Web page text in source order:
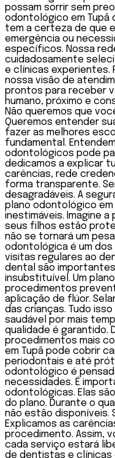
possam sorrir sem
odontológico em Tupã
tem a certeza de que
emergência ou
específicos. Nossa
cuidadosamente
e clínicas experientes.
nossa visão de
prontos para receber
humano, próximo e
Não queremos que
Queremos entender
fazer as melhores
fundamental.
odontológicos pode
dedicamos a explicar
carências, rede
forma transparente.
desagradáveis. A
plano odontológico em
inestimáveis. Imagine
seus filhos estão
não se tornará um
odontológica é um
visitas regulares ao
dental são
insubstituível. Um
procedimentos
aplicação de flúor.
das crianças. Tudo
saudável por mais
qualidade é garantido.
procedimentos mais
em Tupã pode cobrir
periodontais e até
odontológico é
necessidades. É
odontológicas. Elas
do plano. Durante o
não estão disponíveis.
Explicamos as
procedimento. Assim,
cada serviço estará
de dentistas e clínicas